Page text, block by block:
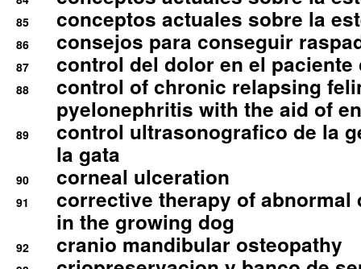
85 conceptos actuales sobre la
86 consejos para conseguir
87 control del dolor en el
88
control of chronic relapsing
pyelonephritis with the aid of
89
control ultrasonografico de la
la gata
90 corneal ulceration
91
corrective therapy of abnormal
in the growing dog
92 cranio mandibular osteopathy